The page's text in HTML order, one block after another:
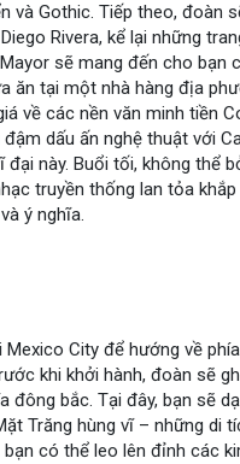
Gothic. Tiếp theo, đoàn
Rivera, kể lại những
sẽ mang đến cho bạn
ăn tại một nhà hàng địa
về các nền văn minh tiền
dấu ấn nghệ thuật với
này. Buổi tối, không thể
truyền thống lan tỏa
ý nghĩa.
City để hướng về
khi khởi hành, đoàn sẽ
đông bắc. Tại đây, bạn sẽ
Trăng hùng vĩ – những di
có thể leo lên đỉnh các